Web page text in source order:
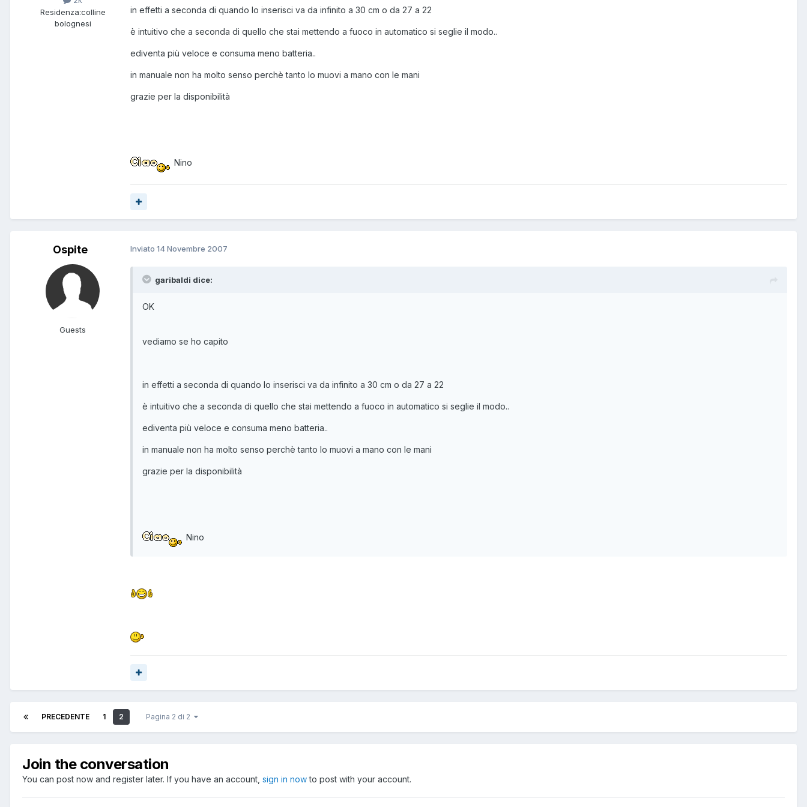
Residenza:colline
bolognesi
in effetti a seconda di quando lo inserisci va da infinito a 30 cm o da 27 a 22
è intuitivo che a seconda di quello che stai mettendo a fuoco in automatico si seglie il modo..
ediventa più veloce e consuma meno batteria..
in manuale non ha molto senso perchè tanto lo muovi a mano con le mani
grazie per la disponibilità
Nino
Ospite
Guests
Inviato 14 Novembre 2007
garibaldi dice:
OK
vediamo se ho capito
in effetti a seconda di quando lo inserisci va da infinito a 30 cm o da 27 a 22
è intuitivo che a seconda di quello che stai mettendo a fuoco in automatico si seglie il modo..
ediventa più veloce e consuma meno batteria..
in manuale non ha molto senso perchè tanto lo muovi a mano con le mani
grazie per la disponibilità
Nino
PRECEDENTE 1 2 Pagina 2 di 2
Join the conversation
You can post now and register later. If you have an account, sign in nowto post with your account.